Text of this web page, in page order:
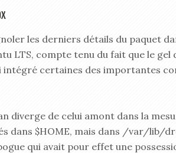
les derniers détails du paquet
LTS, compte tenu du fait que le gel
intégré certaines des importantes
diverge de celui amont dans la
dans $HOME, mais dans /var/lib/
qui avait pour effet une